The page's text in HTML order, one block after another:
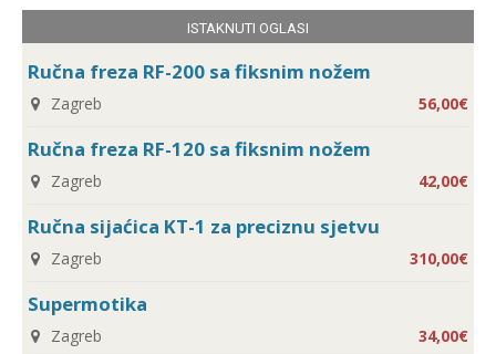
ISTAKNUTI OGLASI
Ručna freza RF-200 sa fiksnim nožem
Zagreb 56,00€
Ručna freza RF-120 sa fiksnim nožem
Zagreb 42,00€
Ručna sijaćica KT-1 za preciznu sjetvu
Zagreb 310,00€
Supermotika
Zagreb 34,00€